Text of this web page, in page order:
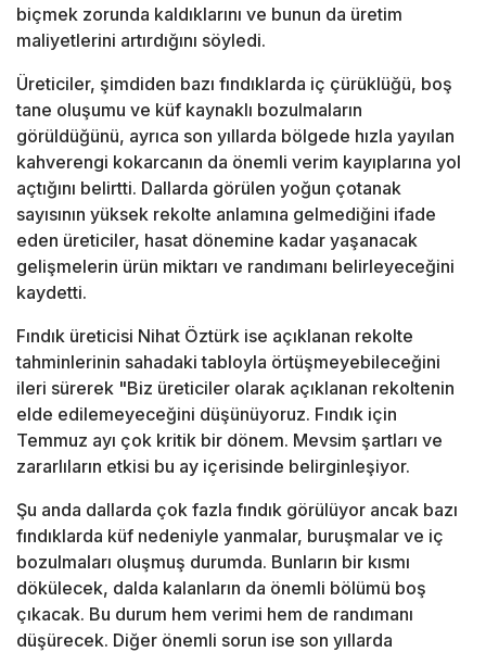
biçmek zorunda kaldıklarını ve bunun da üretim
maliyetlerini artırdığını söyledi.
Üreticiler, şimdiden bazı fındıklarda iç çürüklüğü, boş
tane oluşumu ve küf kaynaklı bozulmaların
görüldüğünü, ayrıca son yıllarda bölgede hızla yayılan
kahverengi kokarcanın da önemli verim kayıplarına yol
açtığını belirtti. Dallarda görülen yoğun çotanak
sayısının yüksek rekolte anlamına gelmediğini ifade
eden üreticiler, hasat dönemine kadar yaşanacak
gelişmelerin ürün miktarı ve randımanı belirleyeceğini
kaydetti.
Fındık üreticisi Nihat Öztürk ise açıklanan rekolte
tahminlerinin sahadaki tabloyla örtüşmeyebileceğini
ileri sürerek "Biz üreticiler olarak açıklanan rekoltenin
elde edilemeyeceğini düşünüyoruz. Fındık için
Temmuz ayı çok kritik bir dönem. Mevsim şartları ve
zararlıların etkisi bu ay içerisinde belirginleşiyor.
Şu anda dallarda çok fazla fındık görülüyor ancak bazı
fındıklarda küf nedeniyle yanmalar, buruşmalar ve iç
bozulmaları oluşmuş durumda. Bunların bir kısmı
dökülecek, dalda kalanların da önemli bölümü boş
çıkacak. Bu durum hem verimi hem de randımanı
düşürecek. Diğer önemli sorun ise son yıllarda